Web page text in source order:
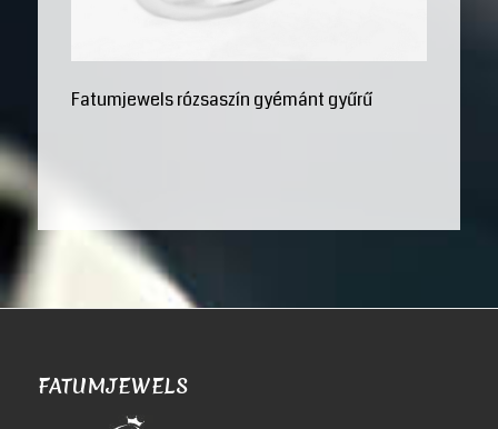
Fatumjewels rózsaszín gyémánt gyűrű
FATUMJEWELS